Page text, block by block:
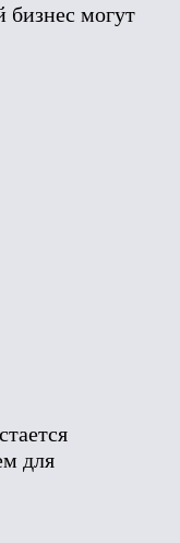
бизнес могут
для